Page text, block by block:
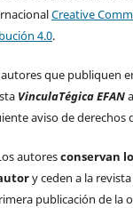
Creative
4.0.
autores que publiquen
VinculaTégica EFAN
aviso de derechos
autoresconservan
y ceden a la
publicación de la